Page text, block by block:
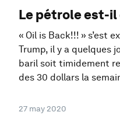
Le pétrole est-il
« Oil is Back!!! » s’est
Trump, il y a quelques
baril soit timidement
des 30 dollars la
27 may 2020